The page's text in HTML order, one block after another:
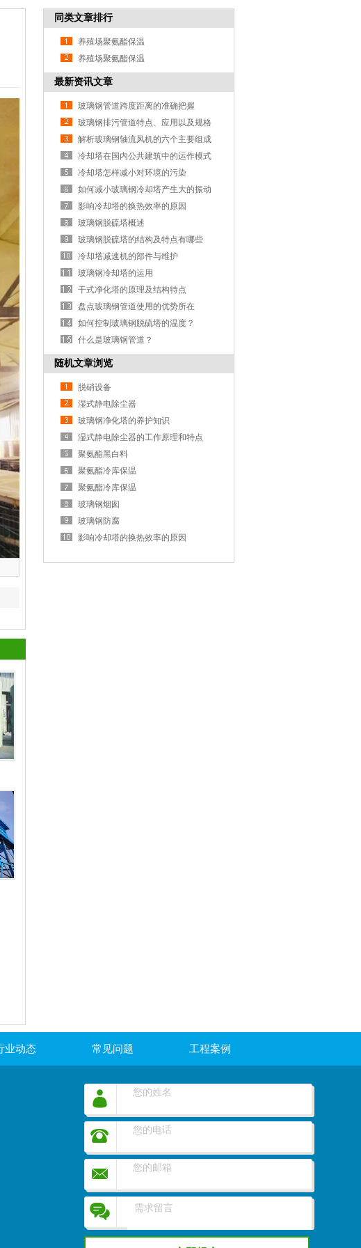
同类文章排行
养殖场聚氨酯保温
养殖场聚氨酯保温
最新资讯文章
玻璃钢管道跨度距离的准确把握
玻璃钢排污管道特点、应用以及规格
解析玻璃钢轴流风机的六个主要组成
部分
冷却塔在国内公共建筑中的运作模式
冷却塔怎样减小对环境的污染
如何减小玻璃钢冷却塔产生大的振动
声响
影响冷却塔的换热效率的原因
玻璃钢脱硫塔概述
玻璃钢脱硫塔的结构及特点有哪些
冷却塔减速机的部件与维护
玻璃钢冷却塔的运用
干式净化塔的原理及结构特点
盘点玻璃钢管道使用的优势所在
如何控制玻璃钢脱硫塔的温度？
什么是玻璃钢管道？
随机文章浏览
脱硝设备
湿式静电除尘器
玻璃钢净化塔的养护知识
湿式静电除尘器的工作原理和特点
聚氨酯黑白料
聚氨酯冷库保温
聚氨酯冷库保温
玻璃钢烟囱
玻璃钢防腐
影响冷却塔的换热效率的原因
业动态 常见问题 工程案例